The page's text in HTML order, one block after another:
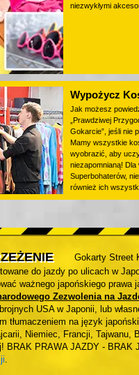
niezwykłymi
Wypożycz
Jak możesz
„Prawdziwej
Gokarcie”, jeśli nie
Mamy wszystkie
wyobrazić, aby
niezapomnianą!
Superbohaterów,
również ich
Gokarty Street
do jazdy po ulicach w
ważnego japońskiego prawa
Zezwolenia na
USA w Japonii, lub
tłumaczeniem na język
Niemiec, Francji, Tajwanu,
BRAK PRAWA JAZDY - BRAK